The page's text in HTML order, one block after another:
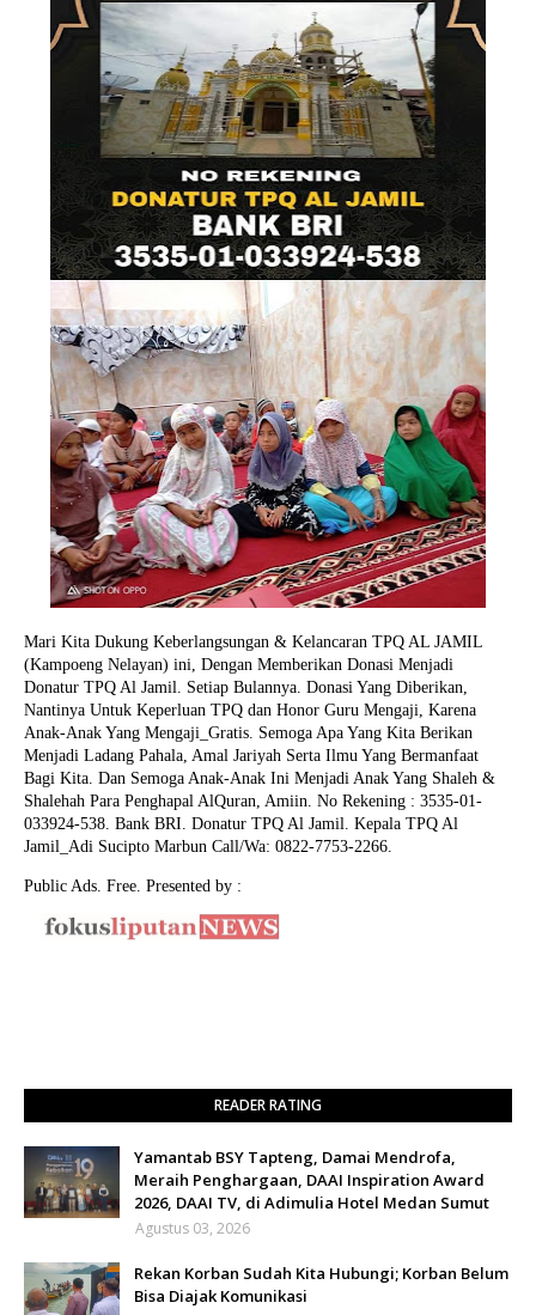
Mari Kita Dukung Keberlangsungan & Kelancaran TPQ AL JAMIL
(Kampoeng Nelayan) ini, Dengan Memberikan Donasi Menjadi
Donatur TPQ Al Jamil. Setiap Bulannya. Donasi Yang Diberikan,
Nantinya Untuk Keperluan TPQ dan Honor Guru Mengaji, Karena
Anak-Anak Yang Mengaji_Gratis. Semoga Apa Yang Kita Berikan
Menjadi Ladang Pahala, Amal Jariyah Serta Ilmu Yang Bermanfaat
Bagi Kita. Dan Semoga Anak-Anak Ini Menjadi Anak Yang Shaleh &
Shalehah Para Penghapal AlQuran, Amiin. No Rekening : 3535-01-
033924-538. Bank BRI. Donatur TPQ Al Jamil. Kepala TPQ Al
Jamil_Adi Sucipto Marbun Call/Wa: 0822-7753-2266.
Public Ads. Free. Presented by :
READER RATING
Yamantab BSY Tapteng, Damai Mendrofa,
Meraih Penghargaan, DAAI Inspiration Award
2026, DAAI TV, di Adimulia Hotel Medan Sumut
Agustus 03, 2026
Rekan Korban Sudah Kita Hubungi; Korban Belum
Bisa Diajak Komunikasi